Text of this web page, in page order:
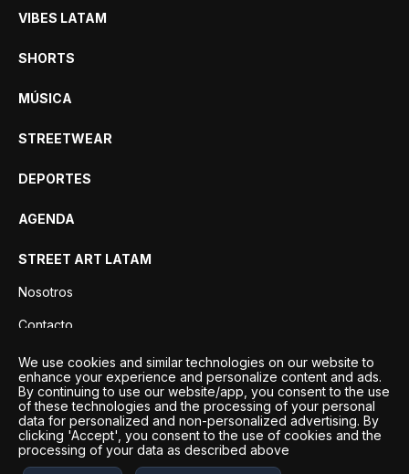
VIBES LATAM
SHORTS
MÚSICA
STREETWEAR
DEPORTES
AGENDA
STREET ART LATAM
Nosotros
Contacto
Privacidad
We use cookies and similar technologies on our website to
enhance your experience and personalize content and ads.
By continuing to use our website/app, you consent to the use
of these technologies and the processing of your personal
data for personalized and non-personalized advertising. By
clicking 'Accept', you consent to the use of cookies and the
processing of your data as described above